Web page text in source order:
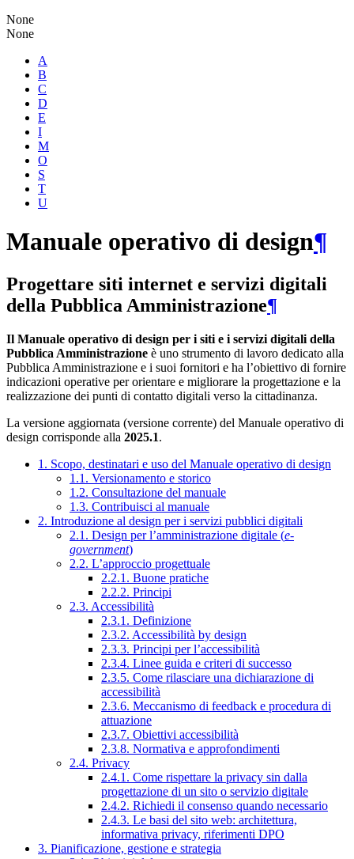
None
None
A
B
C
D
E
I
M
O
S
T
U
Manuale operativo di design¶
Progettare siti internet e servizi digitali
della Pubblica Amministrazione¶
Il Manuale operativo di design per i siti e i servizi digitali della
Pubblica Amministrazione è uno strumento di lavoro dedicato alla
Pubblica Amministrazione e i suoi fornitori e ha l’obiettivo di fornire
indicazioni operative per orientare e migliorare la progettazione e la
realizzazione dei punti di contatto digitali verso la cittadinanza.
La versione aggiornata (versione corrente) del Manuale operativo di
design corrisponde alla 2025.1.
1. Scopo, destinatari e uso del Manuale operativo di design
1.1. Versionamento e storico
1.2. Consultazione del manuale
1.3. Contribuisci al manuale
2. Introduzione al design per i servizi pubblici digitali
2.1. Design per l’amministrazione digitale (e-
government)
2.2. L’approccio progettuale
2.2.1. Buone pratiche
2.2.2. Principi
2.3. Accessibilità
2.3.1. Definizione
2.3.2. Accessibilità by design
2.3.3. Principi per l’accessibilità
2.3.4. Linee guida e criteri di successo
2.3.5. Come rilasciare una dichiarazione di
accessibilità
2.3.6. Meccanismo di feedback e procedura di
attuazione
2.3.7. Obiettivi accessibilità
2.3.8. Normativa e approfondimenti
2.4. Privacy
2.4.1. Come rispettare la privacy sin dalla
progettazione di un sito o servizio digitale
2.4.2. Richiedi il consenso quando necessario
2.4.3. Le basi del sito web: architettura,
informativa privacy, riferimenti DPO
3. Pianificazione, gestione e strategia